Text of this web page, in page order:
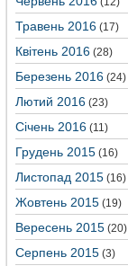
Травень 2016 (17)
Квітень 2016 (28)
Березень 2016 (24)
Лютий 2016 (23)
Січень 2016 (11)
Грудень 2015 (16)
Листопад 2015 (16)
Жовтень 2015 (19)
Вересень 2015 (20)
Серпень 2015 (3)